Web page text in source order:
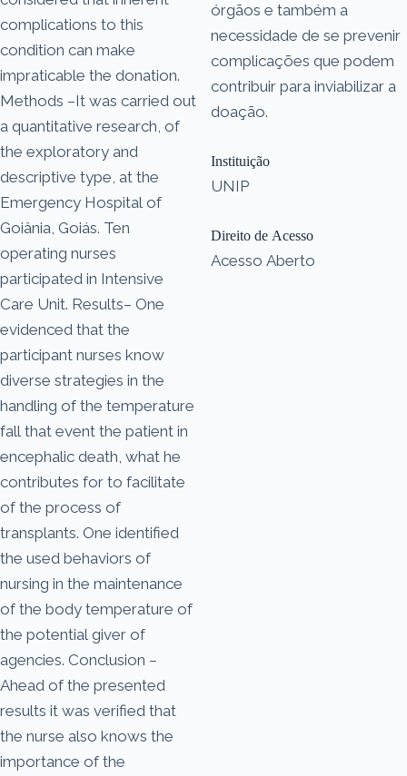
complications to this
condition can make
impraticable the donation.
Methods –It was carried out
a quantitative research, of
the exploratory and
descriptive type, at the
Emergency Hospital of
Goiânia, Goiás. Ten
operating nurses
participated in Intensive
Care Unit. Results– One
evidenced that the
participant nurses know
diverse strategies in the
handling of the temperature
fall that event the patient in
encephalic death, what he
contributes for to facilitate
of the process of
transplants. One identified
the used behaviors of
nursing in the maintenance
of the body temperature of
the potential giver of
agencies. Conclusion –
Ahead of the presented
results it was verified that
the nurse also knows the
importance of the
órgãos e também a
necessidade de se prevenir
complicações que podem
contribuir para inviabilizar a
doação.
Instituição
UNIP
Direito de Acesso
Acesso Aberto